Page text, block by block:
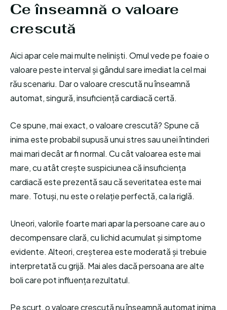
Ce înseamnă o valoare
crescută
Aici apar cele mai multe neliniști. Omul vede pe foaie o
valoare peste interval și gândul sare imediat la cel mai
rău scenariu. Dar o valoare crescută nu înseamnă
automat, singură, insuficiență cardiacă certă.
Ce spune, mai exact, o valoare crescută? Spune că
inima este probabil supusă unui stres sau unei întinderi
mai mari decât ar fi normal. Cu cât valoarea este mai
mare, cu atât crește suspiciunea că insuficiența
cardiacă este prezentă sau că severitatea este mai
mare. Totuși, nu este o relație perfectă, ca la riglă.
Uneori, valorile foarte mari apar la persoane care au o
decompensare clară, cu lichid acumulat și simptome
evidente. Alteori, creșterea este moderată și trebuie
interpretată cu grijă. Mai ales dacă persoana are alte
boli care pot influența rezultatul.
Pe scurt, o valoare crescută nu înseamnă automat inima